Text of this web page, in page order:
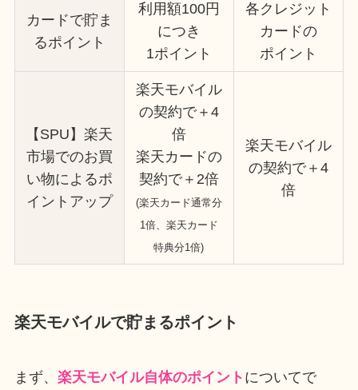
カードで貯ま
るポイント
利用額100円
につき
1ポイント
各クレジット
カードの
ポイント
【SPU】楽天
市場でのお買
い物によるポ
イントアップ
楽天モバイル
の契約で＋4
倍
楽天カードの
契約で＋2倍
(楽天カード通常分
1倍、楽天カード
特典分1倍)
楽天モバイル
の契約で＋4
倍
楽天モバイルで貯まるポイント
まず、 楽天モバイル自体のポイント についてで